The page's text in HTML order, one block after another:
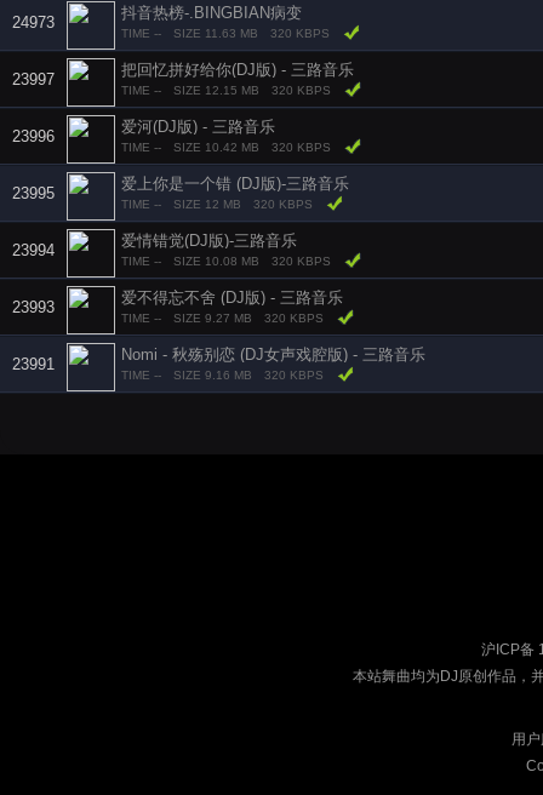
24973
抖音热榜-.BINGBIAN病变
TIME -- SIZE 11.63 MB 320 KBPS
23997
把回忆拼好给你(DJ版) - 三路音乐
TIME -- SIZE 12.15 MB 320 KBPS
23996
爱河(DJ版) - 三路音乐
TIME -- SIZE 10.42 MB 320 KBPS
23995
爱上你是一个错 (DJ版)-三路音乐
TIME -- SIZE 12 MB 320 KBPS
23994
爱情错觉(DJ版)-三路音乐
TIME -- SIZE 10.08 MB 320 KBPS
23993
爱不得忘不舍 (DJ版) - 三路音乐
TIME -- SIZE 9.27 MB 320 KBPS
23991
Nomi - 秋殇别恋 (DJ女声戏腔版) - 三路音乐
TIME -- SIZE 9.16 MB 320 KBPS
沪ICP备
本站舞曲均为DJ原创作品，
用